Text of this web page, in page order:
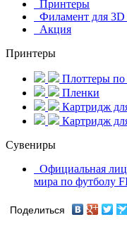
Принтеры
Филамент для 3D
Акция
Принтеры
Плоттеры по
Пленки
Картридж
Картридж
Сувениры
Официальная
мира по футболу
Поделиться